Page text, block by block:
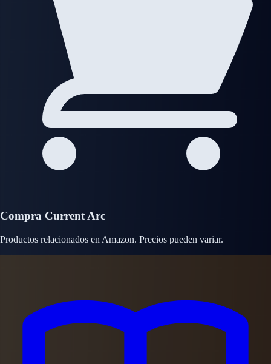
Compra Current Arc
Productos relacionados en Amazon. Precios pueden variar.